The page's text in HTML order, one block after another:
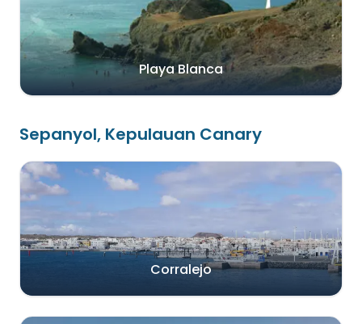
Playa Blanca
Sepanyol, Kepulauan Canary
Corralejo